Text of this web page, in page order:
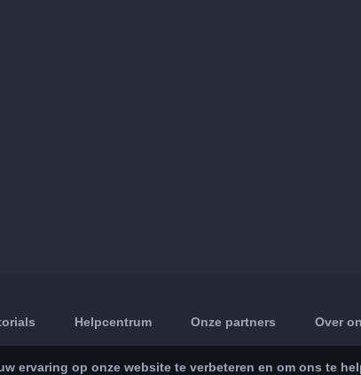
Helpcentrum Onze partners Over
ervaring op onze website te verbeteren en om ons te